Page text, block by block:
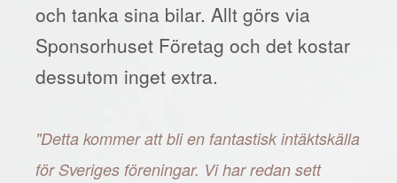
och tanka sina bilar. Allt görs via
Sponsorhuset Företag och det kostar
dessutom inget extra.
"Detta kommer att bli en fantastisk intäktskälla
för Sveriges föreningar. Vi har redan sett